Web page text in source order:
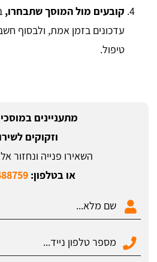
קובעים מול המוסך שתבחרו,
עדכונים בזמן אמת, ולבסוף
טיפול.
מתעניינים
וזקוקים
השאירו פנייה ונחזור
או בטלפון: